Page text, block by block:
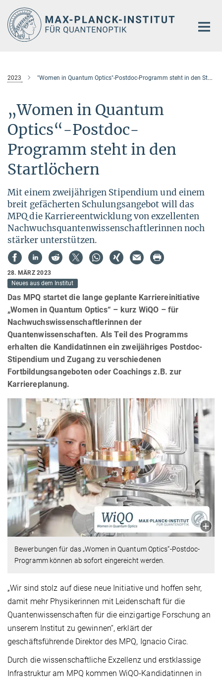
Hauptinhalt
2023 "Women in Quantum Optics"-Postdoc-Programm steht in den Startlöchern
„Women in Quantum
Optics“-Postdoc-
Programm steht in den
Startlöchern
Mit einem zweijährigen Stipendium und einem
breit gefächerten Schulungsangebot will das
MPQ die Karriereentwicklung von exzellenten
Nachwuchsquantenwissenschaftlerinnen noch
stärker unterstützen.
28. MÄRZ 2023
Neues aus dem Institut
Das MPQ startet die lange geplante Karriereinitiative
„Women in Quantum Optics“ – kurz WiQO – für
Nachwuchswissenschaftlerinnen der
Quantenwissenschaften. Als Teil des Programms
erhalten die Kandidatinnen ein zweijähriges Postdoc-
Stipendium und Zugang zu verschiedenen
Fortbildungsangeboten oder Coachings z.B. zur
Karriereplanung.
Bewerbungen für das „Women in Quantum Optics“-Postdoc-
Programm können ab sofort eingereicht werden.
„Wir sind stolz auf diese neue Initiative und hoffen sehr,
damit mehr Physikerinnen mit Leidenschaft für die
Quantenwissenschaften für die einzigartige Forschung an
unserem Institut zu gewinnen“, erklärt der
geschäftsführende Direktor des MPQ, Ignacio Cirac.
Durch die wissenschaftliche Exzellenz und erstklassige
Infrastruktur am MPQ kommen WiQO-Kandidatinnen in